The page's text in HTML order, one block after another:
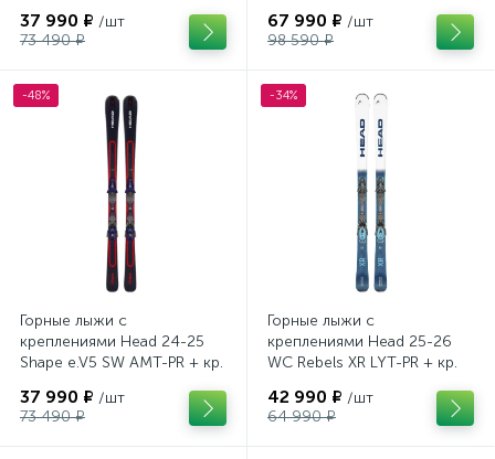
37 990 ₽ /шт
73 490 ₽
67 990 ₽ /шт
98 590 ₽
-48%
Горные лыжи с
креплениями Head 24-25
Shape e.V5 SW AMT-PR + кр.
37 990 ₽ /шт
73 490 ₽
-34%
Горные лыжи с
креплениями Head 25-26
WC Rebels XR LYT-PR + кр.
42 990 ₽ /шт
64 990 ₽